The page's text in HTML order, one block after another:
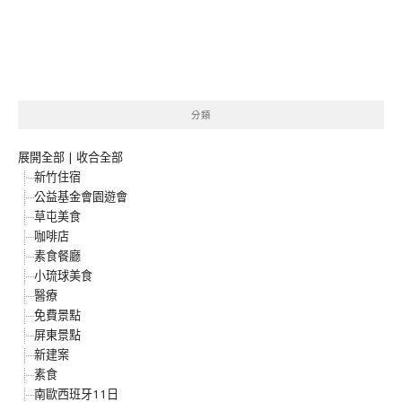
分類
展開全部 | 收合全部
新竹住宿
公益基金會園遊會
草屯美食
咖啡店
素食餐廳
小琉球美食
醫療
免費景點
屏東景點
新建案
素食
南歐西班牙11日